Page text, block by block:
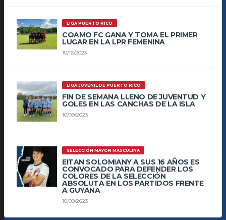
LIGA PUERTO RICO
COAMO FC GANA Y TOMA EL PRIMER
LUGAR EN LA LPR FEMENINA
10/16/2023
LIGA JUVENIL DE PUERTO RICO
FIN DE SEMANA LLENO DE JUVENTUD Y
GOLES EN LAS CANCHAS DE LA ISLA
10/09/2023
SELECCIÓN MAYOR MASCULINA
EITAN SOLOMIANY A SUS 16 AÑOS ES
CONVOCADO PARA DEFENDER LOS
COLORES DE LA SELECCIÓN
ABSOLUTA EN LOS PARTIDOS FRENTE
A GUYANA
10/09/2023